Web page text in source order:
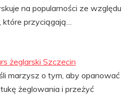
na popularności ze względu
które przyciągają…
żeglarski Szczecin
marzysz o tym, aby opanować
żeglowania i przeżyć